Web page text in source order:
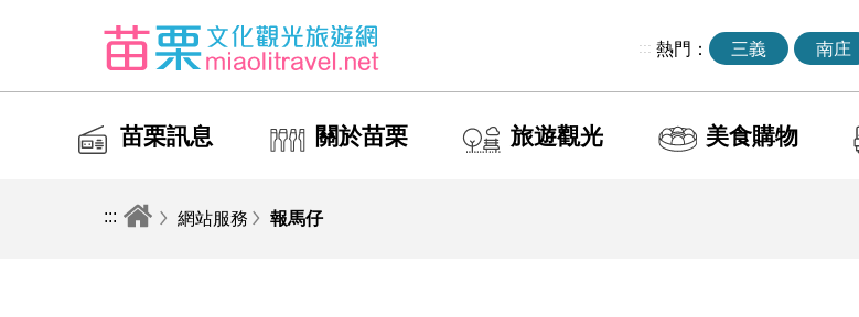
::: 熱門： 三義 南庄
苗栗訊息 關於苗栗 旅遊觀光 美食購物
::: 網站服務 報馬仔